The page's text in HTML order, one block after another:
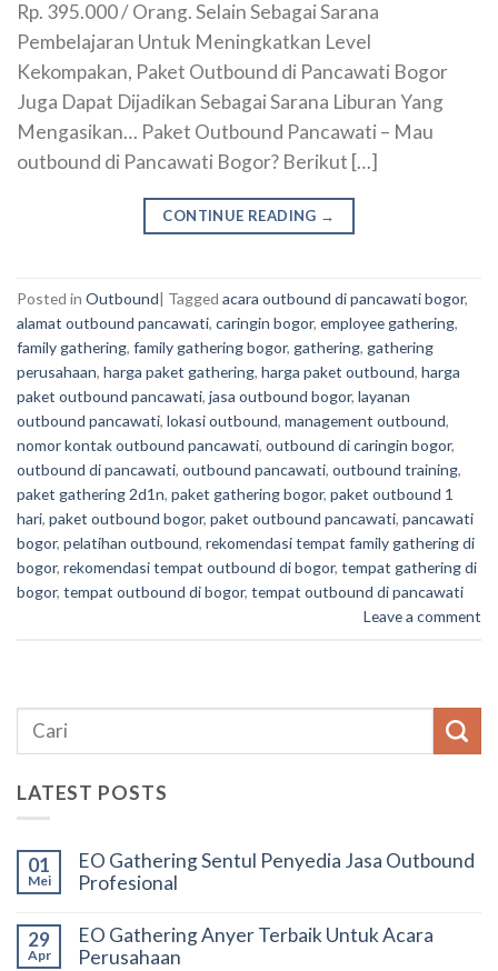
Rp. 395.000 / Orang. Selain Sebagai Sarana
Pembelajaran Untuk Meningkatkan Level
Kekompakan, Paket Outbound di Pancawati Bogor
Juga Dapat Dijadikan Sebagai Sarana Liburan Yang
Mengasikan… Paket Outbound Pancawati – Mau
outbound di Pancawati Bogor? Berikut […]
CONTINUE READING →
Posted in Outbound| Tagged acara outbound di pancawati bogor,
alamat outbound pancawati, caringin bogor, employee gathering,
family gathering, family gathering bogor, gathering, gathering
perusahaan, harga paket gathering, harga paket outbound, harga
paket outbound pancawati, jasa outbound bogor, layanan
outbound pancawati, lokasi outbound, management outbound,
nomor kontak outbound pancawati, outbound di caringin bogor,
outbound di pancawati, outbound pancawati, outbound training,
paket gathering 2d1n, paket gathering bogor, paket outbound 1
hari, paket outbound bogor, paket outbound pancawati, pancawati
bogor, pelatihan outbound, rekomendasi tempat family gathering di
bogor, rekomendasi tempat outbound di bogor, tempat gathering di
bogor, tempat outbound di bogor, tempat outbound di pancawati
Leave a comment
LATEST POSTS
01
Mei
EO Gathering Sentul Penyedia Jasa Outbound
Profesional
29
Apr
EO Gathering Anyer Terbaik Untuk Acara
Perusahaan